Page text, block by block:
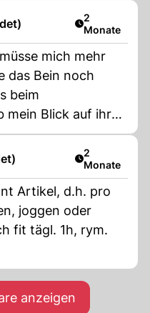
Artikel
2
Monate
mich mehr
das Bein noch
beim
mein Blick auf ihr
das Thema Sport
Artikel
2
Monate
Artikel, d.h. pro
joggen oder
fit tägl. 1h, rym.
anzeigen